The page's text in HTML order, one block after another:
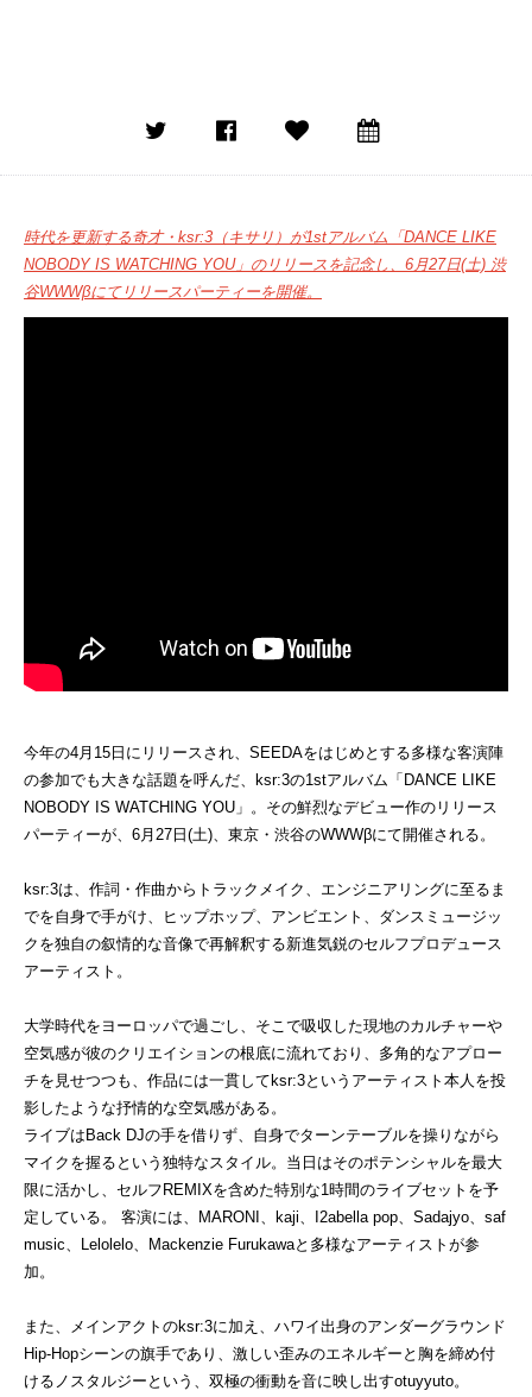
時代を更新する奇才・ksr:3（キサリ）が1stアルバム「DANCE LIKE
NOBODY IS WATCHING YOU」のリリースを記念し、6月27日(土) 渋
谷WWWβにてリリースパーティーを開催。
今年の4月15日にリリースされ、SEEDAをはじめとする多様な客演陣
の参加でも大きな話題を呼んだ、ksr:3の1stアルバム「DANCE LIKE
NOBODY IS WATCHING YOU」。その鮮烈なデビュー作のリリース
パーティーが、6月27日(土)、東京・渋谷のWWWβにて開催される。
ksr:3は、作詞・作曲からトラックメイク、エンジニアリングに至るま
でを自身で手がけ、ヒップホップ、アンビエント、ダンスミュージッ
クを独自の叙情的な音像で再解釈する新進気鋭のセルフプロデュース
アーティスト。
大学時代をヨーロッパで過ごし、そこで吸収した現地のカルチャーや
空気感が彼のクリエイションの根底に流れており、多角的なアプロー
チを見せつつも、作品には一貫してksr:3というアーティスト本人を投
影したような抒情的な空気感がある。
ライブはBack DJの手を借りず、自身でターンテーブルを操りながら
マイクを握るという独特なスタイル。当日はそのポテンシャルを最大
限に活かし、セルフREMIXを含めた特別な1時間のライブセットを予
定している。 客演には、MARONI、kaji、I2abella pop、Sadajyo、saf
music、Lelolelo、Mackenzie Furukawaと多様なアーティストが参
加。
また、メインアクトのksr:3に加え、ハワイ出身のアンダーグラウンド
Hip-Hopシーンの旗手であり、激しい歪みのエネルギーと胸を締め付
けるノスタルジーという、双極の衝動を音に映し出すotuyyuto。